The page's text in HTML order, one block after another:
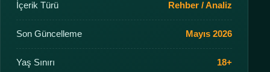
İçerik Türü Rehber / Analiz
Son Güncelleme Mayıs 2026
Yaş Sınırı 18+